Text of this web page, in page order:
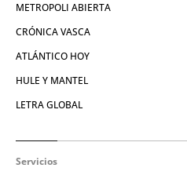
METROPOLI ABIERTA
CRÓNICA VASCA
ATLÁNTICO HOY
HULE Y MANTEL
LETRA GLOBAL
Servicios